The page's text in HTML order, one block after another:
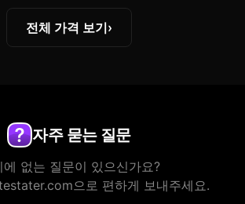
전체 가격 보기›
자주 묻는 질문
에 없는 질문이 있으신가요?
으로 편하게 보내주세요.